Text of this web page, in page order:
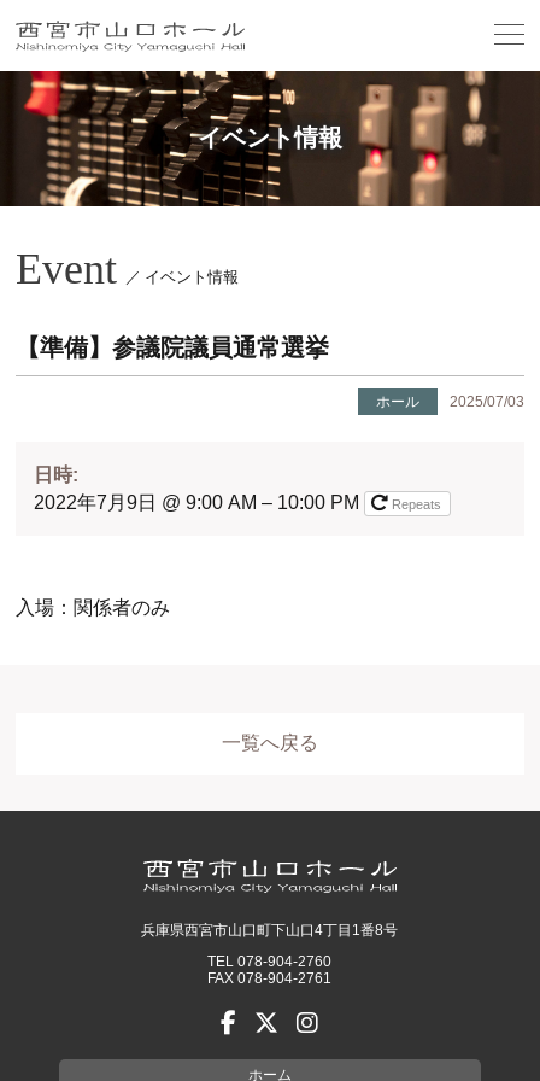
イベント情報
Event ／ イベント情報
【準備】参議院議員通常選挙
ホール 2025/07/03
日時:
2022年7月9日 @ 9:00 AM – 10:00 PM
Repeats
入場：関係者のみ
一覧へ戻る
兵庫県西宮市山口町下山口4丁目1番8号
TEL 078-904-2760
FAX 078-904-2761
ホーム